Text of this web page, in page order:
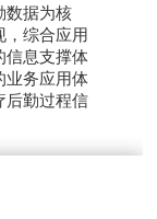
数据为核
，综合应用
信息支撑体
业务应用体
后勤过程信